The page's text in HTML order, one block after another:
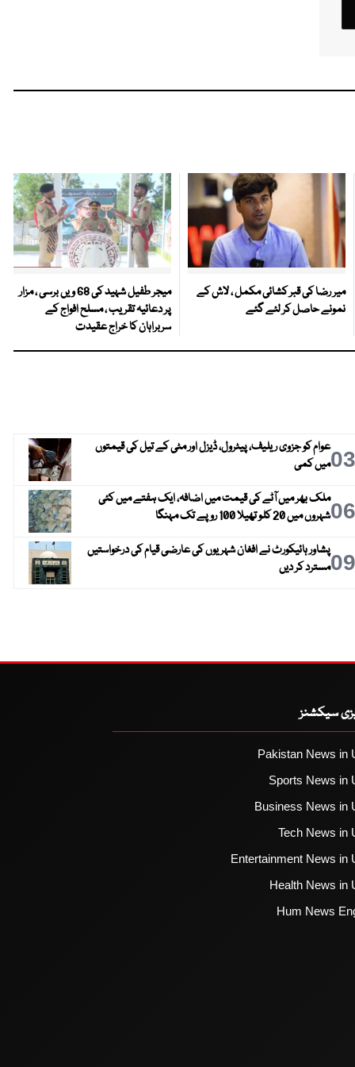
میر رضا کی قبر کشائی مکمل ، لاش کے
نمونے حاصل کر لئے گئے
میجر طفیل شہید کی 68 ویں برسی ، مزار
پر دعائیہ تقریب ، مسلح افواج کے
سربراہان کا خراج عقیدت
03عوام کو جزوی ریلیف، پیٹرول، ڈیزل اور مٹی کے تیل کی قیمتوں
میں کمی
06ملک بھر میں آٹے کی قیمت میں اضافہ، ایک ہفتے میں کئی
شہروں میں 20 کلو تھیلا 100 روپے تک مہنگا
09پشاور ہائیکورٹ نے افغان شہریوں کی عارضی قیام کی درخواستیں
مسترد کر دیں
سیکشنز
Pakistan News in
Sports News in
Business News in
Tech News in
Entertainment News in
Health News in
Hum News